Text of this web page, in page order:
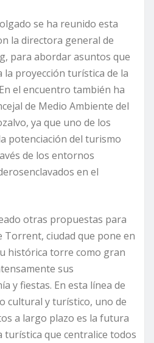
se ha reunido esta
la directora general de
para abordar asuntos que
la proyección turística de la
el encuentro también ha
de Medio Ambiente del
ya que uno de los
potenciación del turismo
de los entornos
en el
otras propuestas para
Torrent, ciudad que pone en
histórica torre como gran
sus
y fiestas. En esta línea de
cultural y turístico, uno de
a largo plazo es la futura
turística que centralice todos